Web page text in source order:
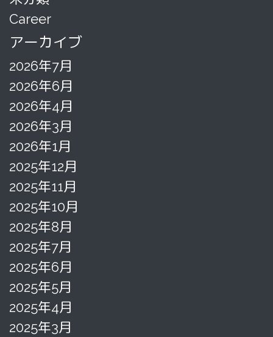
Career
アーカイブ
2026年7月
2026年6月
2026年4月
2026年3月
2026年1月
2025年12月
2025年11月
2025年10月
2025年8月
2025年7月
2025年6月
2025年5月
2025年4月
2025年3月